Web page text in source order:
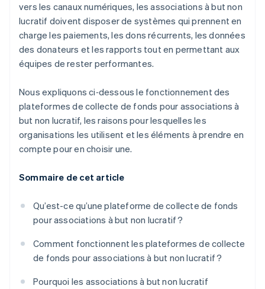
vers les canaux numériques, les associations à but non
lucratif doivent disposer de systèmes qui prennent en
charge les paiements, les dons récurrents, les données
des donateurs et les rapports tout en permettant aux
équipes de rester performantes.
Nous expliquons ci‑dessous le fonctionnement des
plateformes de collecte de fonds pour associations à
but non lucratif, les raisons pour lesquelles les
organisations les utilisent et les éléments à prendre en
compte pour en choisir une.
Sommaire de cet article
Qu’est-ce qu’une plateforme de collecte de fonds
pour associations à but non lucratif ?
Comment fonctionnent les plateformes de collecte
de fonds pour associations à but non lucratif ?
Pourquoi les associations à but non lucratif